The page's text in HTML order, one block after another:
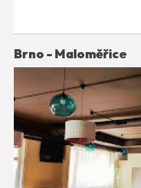
Brno - Maloměřice